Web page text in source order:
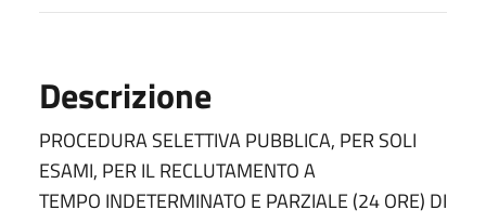
Descrizione
PROCEDURA SELETTIVA PUBBLICA, PER SOLI
ESAMI, PER IL RECLUTAMENTO A
TEMPO INDETERMINATO E PARZIALE (24 ORE) DI